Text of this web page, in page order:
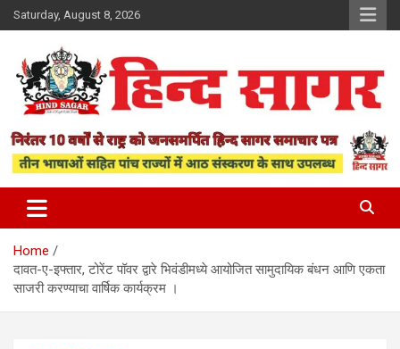
Skip
to
Saturday, August 8, 2026
Hind Sagar
Home
दावत-ए-इफ्तार, टोरेंट पॉवर द्वारे भिवंडीमध्ये आयोजित सामुदायिक बंधन आणि एकता
साजरी करण्याचा वार्षिक कार्यक्रम ।